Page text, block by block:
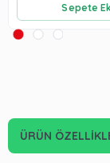
Sepete
ÜRÜN